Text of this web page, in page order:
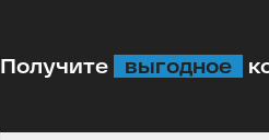
Получите выгодное